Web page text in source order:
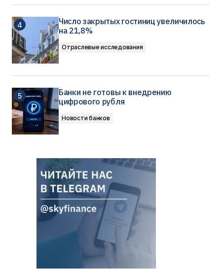
Число закрытых гостиниц увеличилось
на 21,8%
Отраслевые исследования
Банки не готовы к внедрению
цифрового рубля
Новости банков